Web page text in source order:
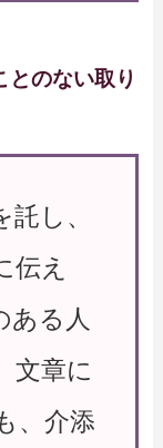
のない取り
し、
伝え
ある人
文章に
、介添